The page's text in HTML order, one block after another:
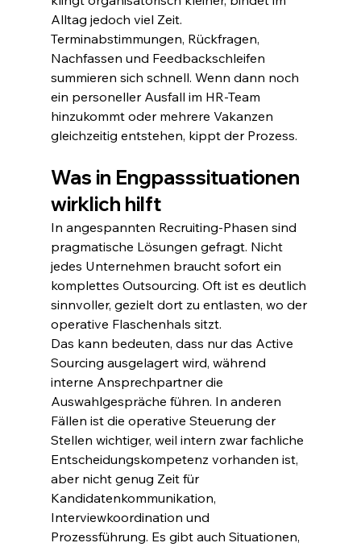
Alltag jedoch viel Zeit.
Terminabstimmungen, Rückfragen,
Nachfassen und Feedbackschleifen
summieren sich schnell. Wenn dann noch
ein personeller Ausfall im HR-Team
hinzukommt oder mehrere Vakanzen
gleichzeitig entstehen, kippt der Prozess.
Was in Engpasssituationen
wirklich hilft
In angespannten Recruiting-Phasen sind
pragmatische Lösungen gefragt. Nicht
jedes Unternehmen braucht sofort ein
komplettes Outsourcing. Oft ist es deutlich
sinnvoller, gezielt dort zu entlasten, wo der
operative Flaschenhals sitzt.
Das kann bedeuten, dass nur das Active
Sourcing ausgelagert wird, während
interne Ansprechpartner die
Auswahlgespräche führen. In anderen
Fällen ist die operative Steuerung der
Stellen wichtiger, weil intern zwar fachliche
Entscheidungskompetenz vorhanden ist,
aber nicht genug Zeit für
Kandidatenkommunikation,
Interviewkoordination und
Prozessführung. Es gibt auch Situationen,